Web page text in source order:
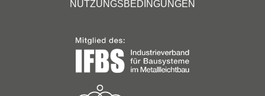
NUTZUNGSBEDINGUNGEN